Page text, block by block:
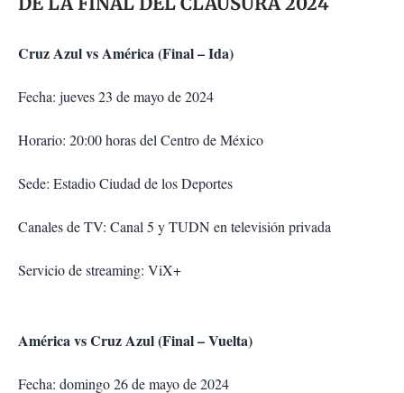
Cruz Azul vs América (Final – Ida)
Fecha: jueves 23 de mayo de 2024
Horario: 20:00 horas del Centro de México
Sede: Estadio Ciudad de los Deportes
Canales de TV: Canal 5 y TUDN en televisión privada
Servicio de streaming: ViX+
América vs Cruz Azul (Final – Vuelta)
Fecha: domingo 26 de mayo de 2024